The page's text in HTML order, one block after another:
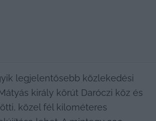
legjelentősebb közlekedési
király körút Daróczi köz és
közel fél kilométeres